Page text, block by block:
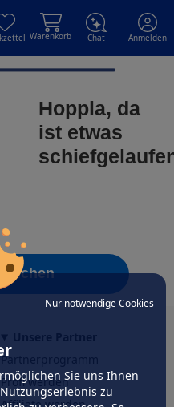
Nur notwendige Cookies
Sie uns Ihnen
zu
Warenkorb Chat Anmelden
Hoppla, da
ist etwas
Partnerprogramm
Profi werden